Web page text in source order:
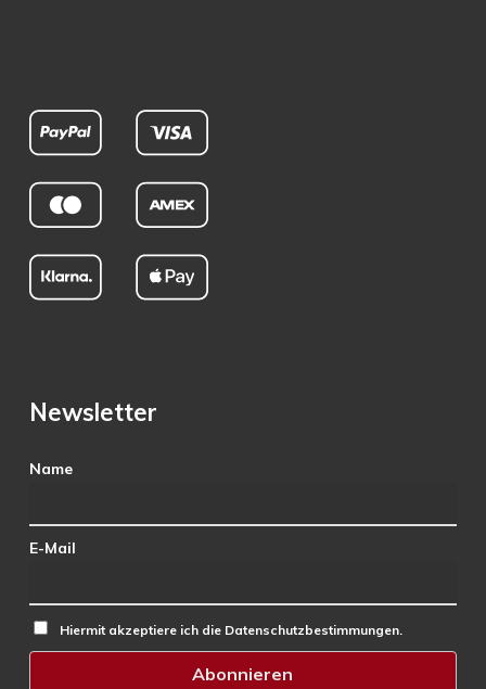
Newsletter
Name
E-Mail
Hiermit akzeptiere ich die Datenschutzbestimmungen.